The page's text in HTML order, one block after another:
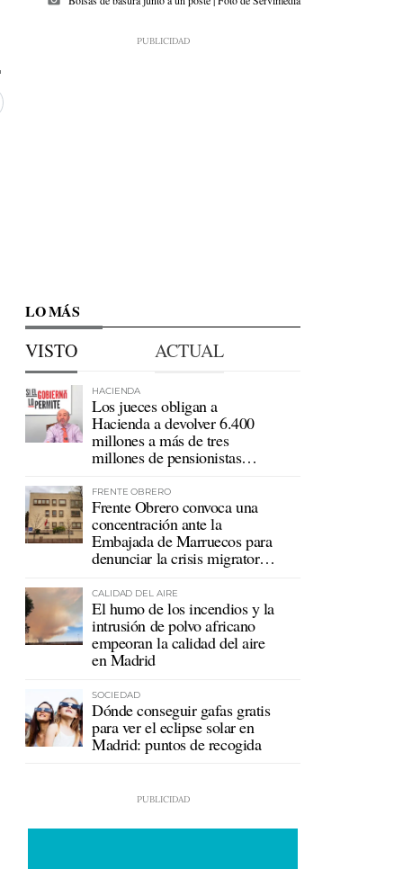
LO MÁS
VISTO ACTUAL
HACIENDA
Los jueces obligan a
Hacienda a devolver 6.400
millones a más de tres
millones de pensionistas
FRENTE OBRERO
Frente Obrero convoca una
concentración ante la
Embajada de Marruecos para
denunciar la crisis migratoria
CALIDAD DEL AIRE
El humo de los incendios y la
intrusión de polvo africano
empeoran la calidad del aire
en Madrid
SOCIEDAD
Dónde conseguir gafas gratis
para ver el eclipse solar en
Madrid: puntos de recogida